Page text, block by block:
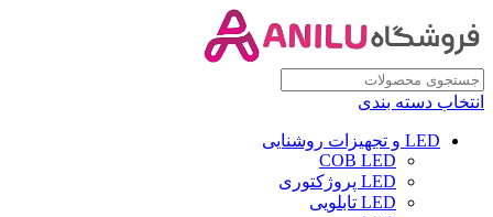
انتخاب دسته بندی
LED و تجهیزات روشنایی
COB LED
LED پروژکتوری
LED تابلویی